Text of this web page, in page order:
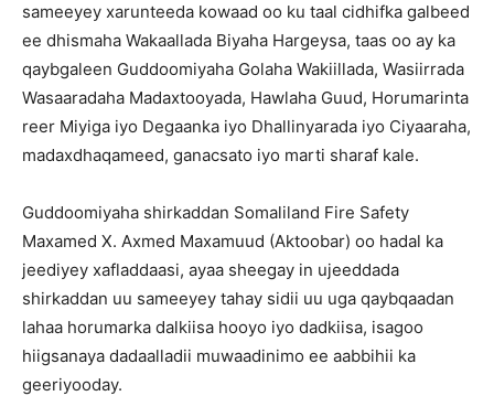
sameeyey xarunteeda kowaad oo ku taal cidhifka galbeed
ee dhismaha Wakaallada Biyaha Hargeysa, taas oo ay ka
qaybgaleen Guddoomiyaha Golaha Wakiillada, Wasiirrada
Wasaaradaha Madaxtooyada, Hawlaha Guud, Horumarinta
reer Miyiga iyo Degaanka iyo Dhallinyarada iyo Ciyaaraha,
madaxdhaqameed, ganacsato iyo marti sharaf kale.
Guddoomiyaha shirkaddan Somaliland Fire Safety
Maxamed X. Axmed Maxamuud (Aktoobar) oo hadal ka
jeediyey xafladdaasi, ayaa sheegay in ujeeddada
shirkaddan uu sameeyey tahay sidii uu uga qaybqaadan
lahaa horumarka dalkiisa hooyo iyo dadkiisa, isagoo
hiigsanaya dadaalladii muwaadinimo ee aabbihii ka
geeriyooday.